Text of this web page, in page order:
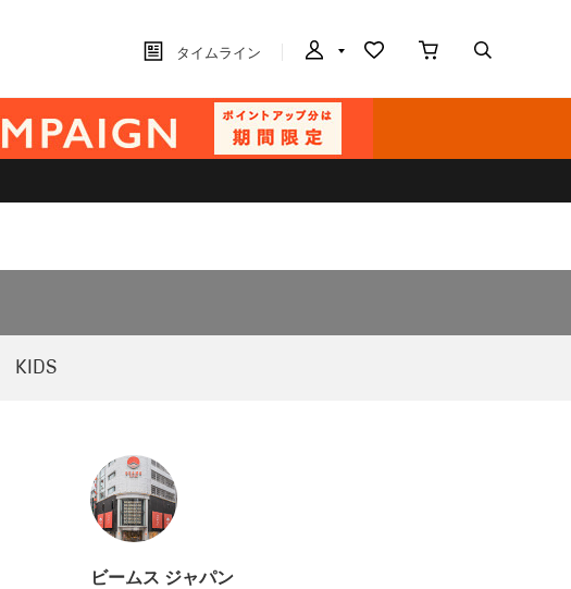
タイムライン
KIDS
ビームス ジャパン